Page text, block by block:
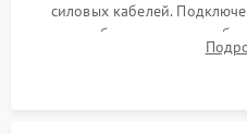
силовых кабелей.
калибровки констант
срабатывания AVR и